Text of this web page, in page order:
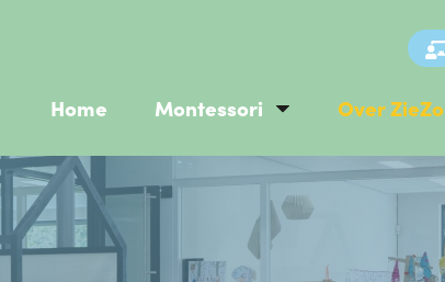
Home Montessori Over ZieZo